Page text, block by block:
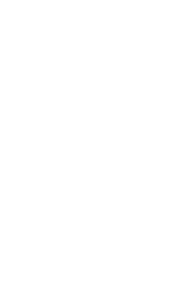
রহমানের,গ্যাস সঙ্কট